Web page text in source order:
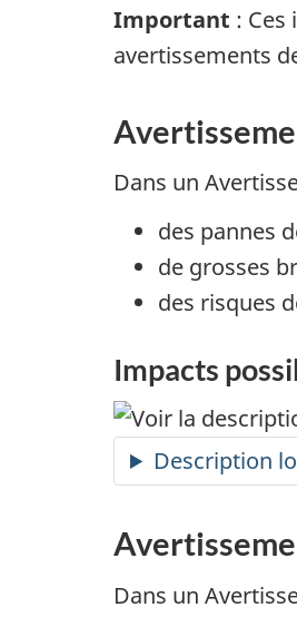
Important :
avertissements
Dans un
des pannes
de grosses
des risques
Impacts
Description
Dans un